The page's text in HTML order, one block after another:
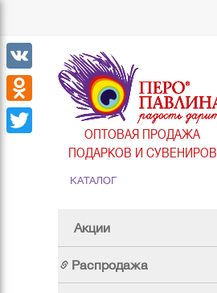
ОПТОВАЯ ПРОДАЖА
ПОДАРКОВ И СУВЕНИРОВ
КАТАЛОГ
Акции
Распродажа
VK
Odnoklassniki